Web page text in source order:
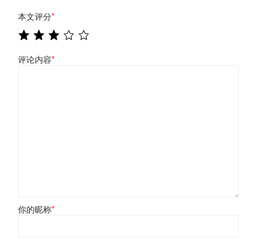
本文评分*
评论内容*
你的昵称*